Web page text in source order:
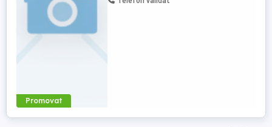
Promovat
manipularea pieselor de sticlă pe